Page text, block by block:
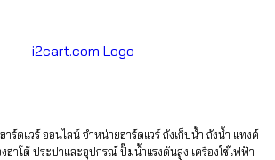
าร์ดแวร์ ออนไลน์ จำหน่ายฮาร์ดแวร์ ถังเก็บน้ำ ถังน้ำ แทงค์
ฮาโต้ ประปาและอุปกรณ์ ปั๊มน้ำแรงดันสูง เครื่องใช้ไฟฟ้า